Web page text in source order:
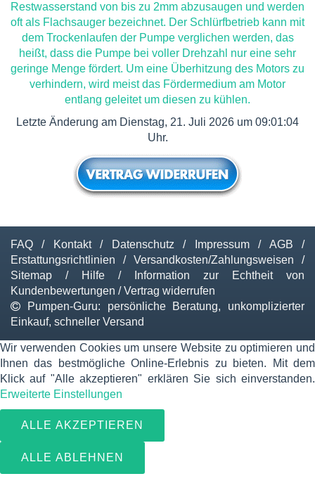
Restwasserstand von bis zu 2mm abzusaugen und werden
oft als Flachsauger bezeichnet. Der Schlürfbetrieb kann mit
dem Trockenlaufen der Pumpe verglichen werden, das
heißt, dass die Pumpe bei voller Drehzahl nur eine sehr
geringe Menge fördert. Um eine Überhitzung des Motors zu
verhindern, wird meist das Fördermedium am Motor
entlang geleitet um diesen zu kühlen.
Letzte Änderung am Dienstag, 21. Juli 2026 um 09:01:04
Uhr.
FAQ / Kontakt / Datenschutz / Impressum / AGB
/
Erstattungsrichtlinien
/ Versandkosten/Zahlungsweisen
/
Sitemap
/ Hilfe /
Information zur Echtheit von
Kundenbewertungen / Vertrag widerrufen
Pumpen-Guru: persönliche Beratung, unkomplizierter
Einkauf, schneller Versand
Wir verwenden Cookies um unsere Website zu optimieren und
Ihnen das bestmögliche Online-Erlebnis zu bieten. Mit dem
Klick auf "Alle akzeptieren" erklären Sie sich einverstanden.
Erweiterte Einstellungen
ALLE AKZEPTIEREN
ALLE ABLEHNEN